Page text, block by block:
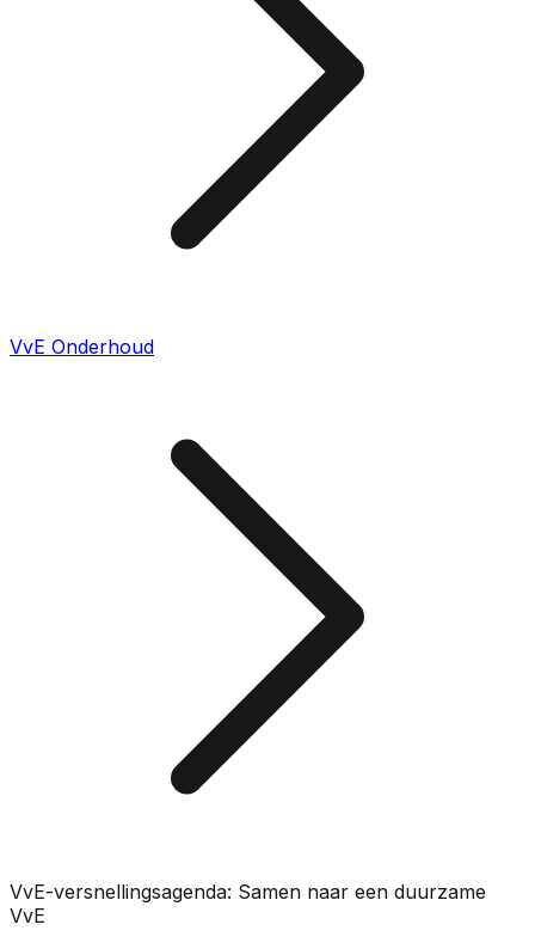
VvE Onderhoud
VvE-versnellingsagenda: Samen naar een duurzame
VvE